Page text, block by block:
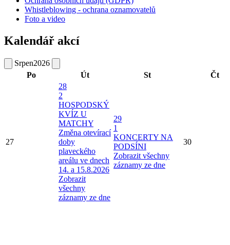
Whistleblowing - ochrana oznamovatelů
Foto a video
Kalendář akcí
Srpen2026
Po
Út St Čt
27
28
2
HOSPODSKÝ
KVÍZ U
MATCHY
Změna otevírací
doby
plaveckého
areálu ve dnech
14. a 15.8.2026
Zobrazit
všechny
záznamy ze dne
29
1
KONCERTY NA
PODSÍNI
Zobrazit všechny
záznamy ze dne
30